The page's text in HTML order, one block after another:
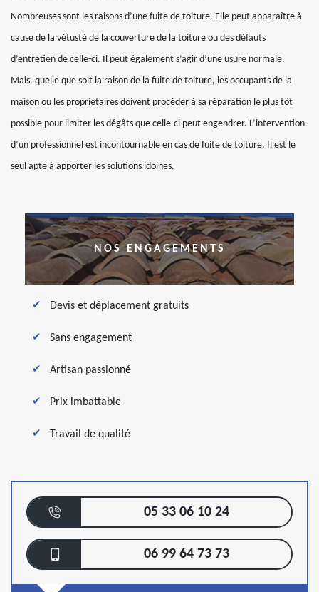
Nombreuses sont les raisons d’une fuite de toiture. Elle peut apparaître à
cause de la vétusté de la couverture de la toiture ou des défauts
d’entretien de celle-ci. Il peut également s’agir d’une usure normale.
Mais, quelle que soit la raison de la fuite de toiture, les occupants de la
maison ou les propriétaires doivent procéder à sa réparation le plus tôt
possible pour limiter les dégâts que celle-ci peut engendrer. L’intervention
d’un professionnel est incontournable en cas de fuite de toiture. Il est le
seul apte à apporter les solutions idoines.
NOS ENGAGEMENTS
Devis et déplacement gratuits
Sans engagement
Artisan passionné
Prix imbattable
Travail de qualité
05 33 06 10 24
06 99 64 73 73